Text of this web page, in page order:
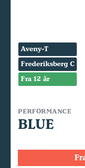
Aveny-T
Frederiksberg C
Fra 12 år
PERFORMANCE
BLUE